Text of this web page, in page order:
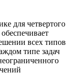
для четвертого
всех типов
типе задач